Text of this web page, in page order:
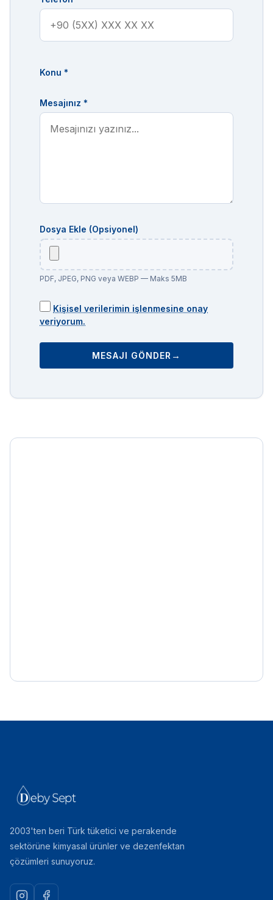
Konu *
Mesajınız *
Dosya Ekle (Opsiyonel)
PDF, JPEG, PNG veya WEBP — Maks 5MB
Kişisel verilerimin işlenmesine onay
veriyorum.
MESAJI GÖNDER →
2003'ten beri Türk tüketici ve perakende
sektörüne kimyasal ürünler ve dezenfektan
çözümleri sunuyoruz.